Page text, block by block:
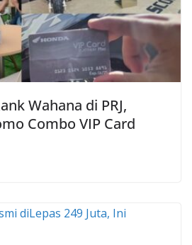
Wahana di PRJ,
Combo VIP Card